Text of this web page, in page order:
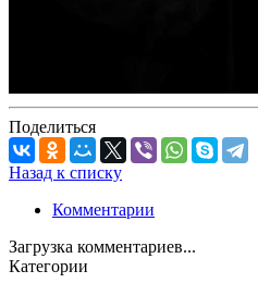
Поделиться
Назад к списку
Комментарии
Загрузка комментариев...
Категории